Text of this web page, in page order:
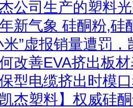
公司生产的塑料
新气象 硅酮粉,硅
米”虚报销量遭罚
改善EVA挤出板
型电缆挤出时模
杰塑料】权威硅